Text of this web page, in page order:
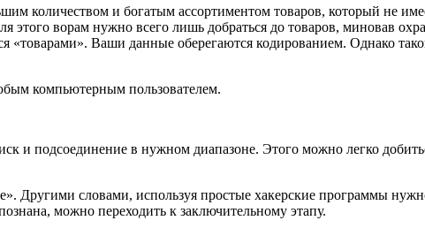
количеством и богатым ассортиментом товаров, который не
этого ворам нужно всего лишь добраться до товаров, миновав
Ваши данные оберегаются кодированием. Однако
компьютерным пользователем.
и подсоединение в нужном диапазоне. Этого можно легко
Другими словами, используя простые хакерские программы
можно переходить к заключительному этапу.